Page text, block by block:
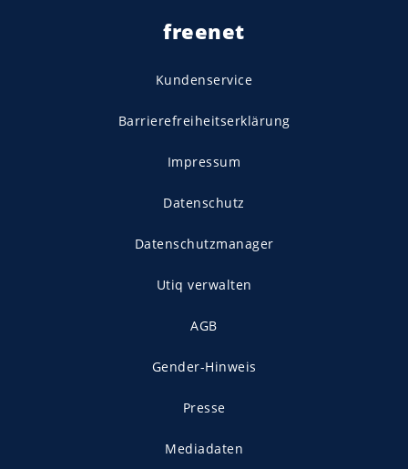
freenet
Kundenservice
Barrierefreiheitserklärung
Impressum
Datenschutz
Datenschutzmanager
Utiq verwalten
AGB
Gender-Hinweis
Presse
Mediadaten